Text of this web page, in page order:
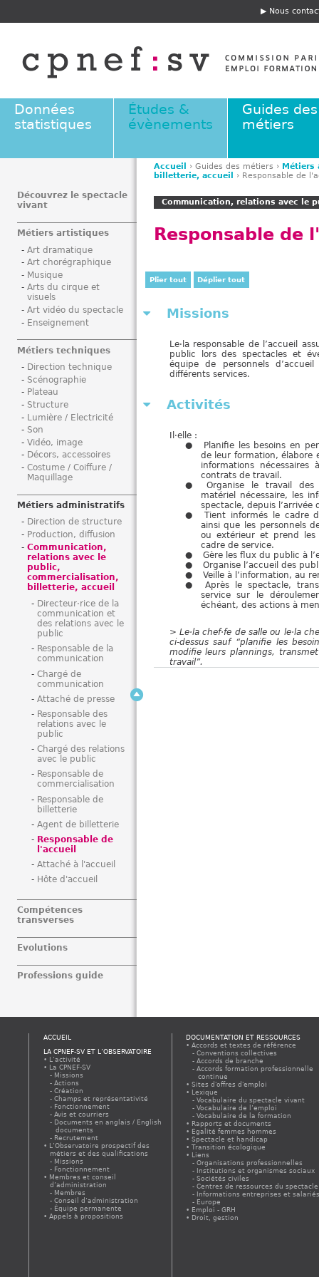
E
t
ê
e
Nous
Données
statistiques
Études &
évènements
Guides des
métiers
V
o
u
s
ê
e
s
Accueil › Guides des métiers ›
billetterie, accueil
› Responsable de
Communication, relations avec le
Responsable de
Plier tout Déplier tout
Missions
Le·la responsable de l’accueil
public lors des spectacles et
équipe de personnels
différents services.
Activités
Il·elle :
Planifie les besoins en
de leur formation, élabore
informations
contrats de travail.
Organise le travail des
matériel nécessaire, les
spectacle, depuis l’arrivée
Tient informés le cadre
ainsi que les personnels
ou extérieur et prend les
cadre de service.
Gère les flux du public à
Organise l’accueil des
Veille à l’information, au
Après le spectacle,
service sur le
échéant, des actions à
> Le·la chef·fe de salle ou le·la
ci-dessus sauf “planifie les
modifie leurs plannings,
travail”.
Découvrez le spectacle
vivant
Métiers artistiques
Art dramatique
Art chorégraphique
Musique
Arts du cirque et
visuels
Art vidéo du spectacle
Enseignement
Métiers techniques
Direction technique
Scénographie
Plateau
Structure
Lumière / Electricité
Son
Vidéo, image
Décors, accessoires
Costume / Coiffure /
Maquillage
Métiers administratifs
Direction de structure
Production, diffusion
Communication,
relations avec le
public,
commercialisation,
billetterie, accueil
Directeur·rice de la
communication et
des relations avec le
public
Responsable de la
communication
Chargé de
communication
Attaché de presse
Responsable des
relations avec le
public
Chargé des relations
avec le public
Responsable de
commercialisation
Responsable de
billetterie
Agent de billetterie
Responsable de
l'accueil
Attaché à l'accueil
Hôte d'accueil
Compétences
transverses
Evolutions
Professions guide
ACCUEIL
LA CPNEF-SV ET L’OBSERVATOIRE
L’activité
La CPNEF-SV
Missions
Actions
Création
Champs et représentativité
Fonctionnement
Avis et courriers
Documents en anglais / English
documents
Recrutement
L’Observatoire prospectif des
métiers et des qualifications
Missions
Fonctionnement
Membres et conseil
d’administration
Membres
Conseil d’administration
Équipe permanente
Appels à propositions
DOCUMENTATION ET RESSOURCES
Accords et textes de référence
Conventions collectives
Accords de branche
Accords formation professionnelle
continue
Sites d'offres d'emploi
Lexique
Vocabulaire du spectacle vivant
Vocabulaire de l’emploi
Vocabulaire de la formation
Rapports et documents
Egalité femmes hommes
Spectacle et handicap
Transition écologique
Liens
Organisations professionnelles
Institutions et organismes sociaux
Sociétés civiles
Centres de ressources du spectacle
Informations entreprises et
Europe
Emploi - GRH
Droit, gestion